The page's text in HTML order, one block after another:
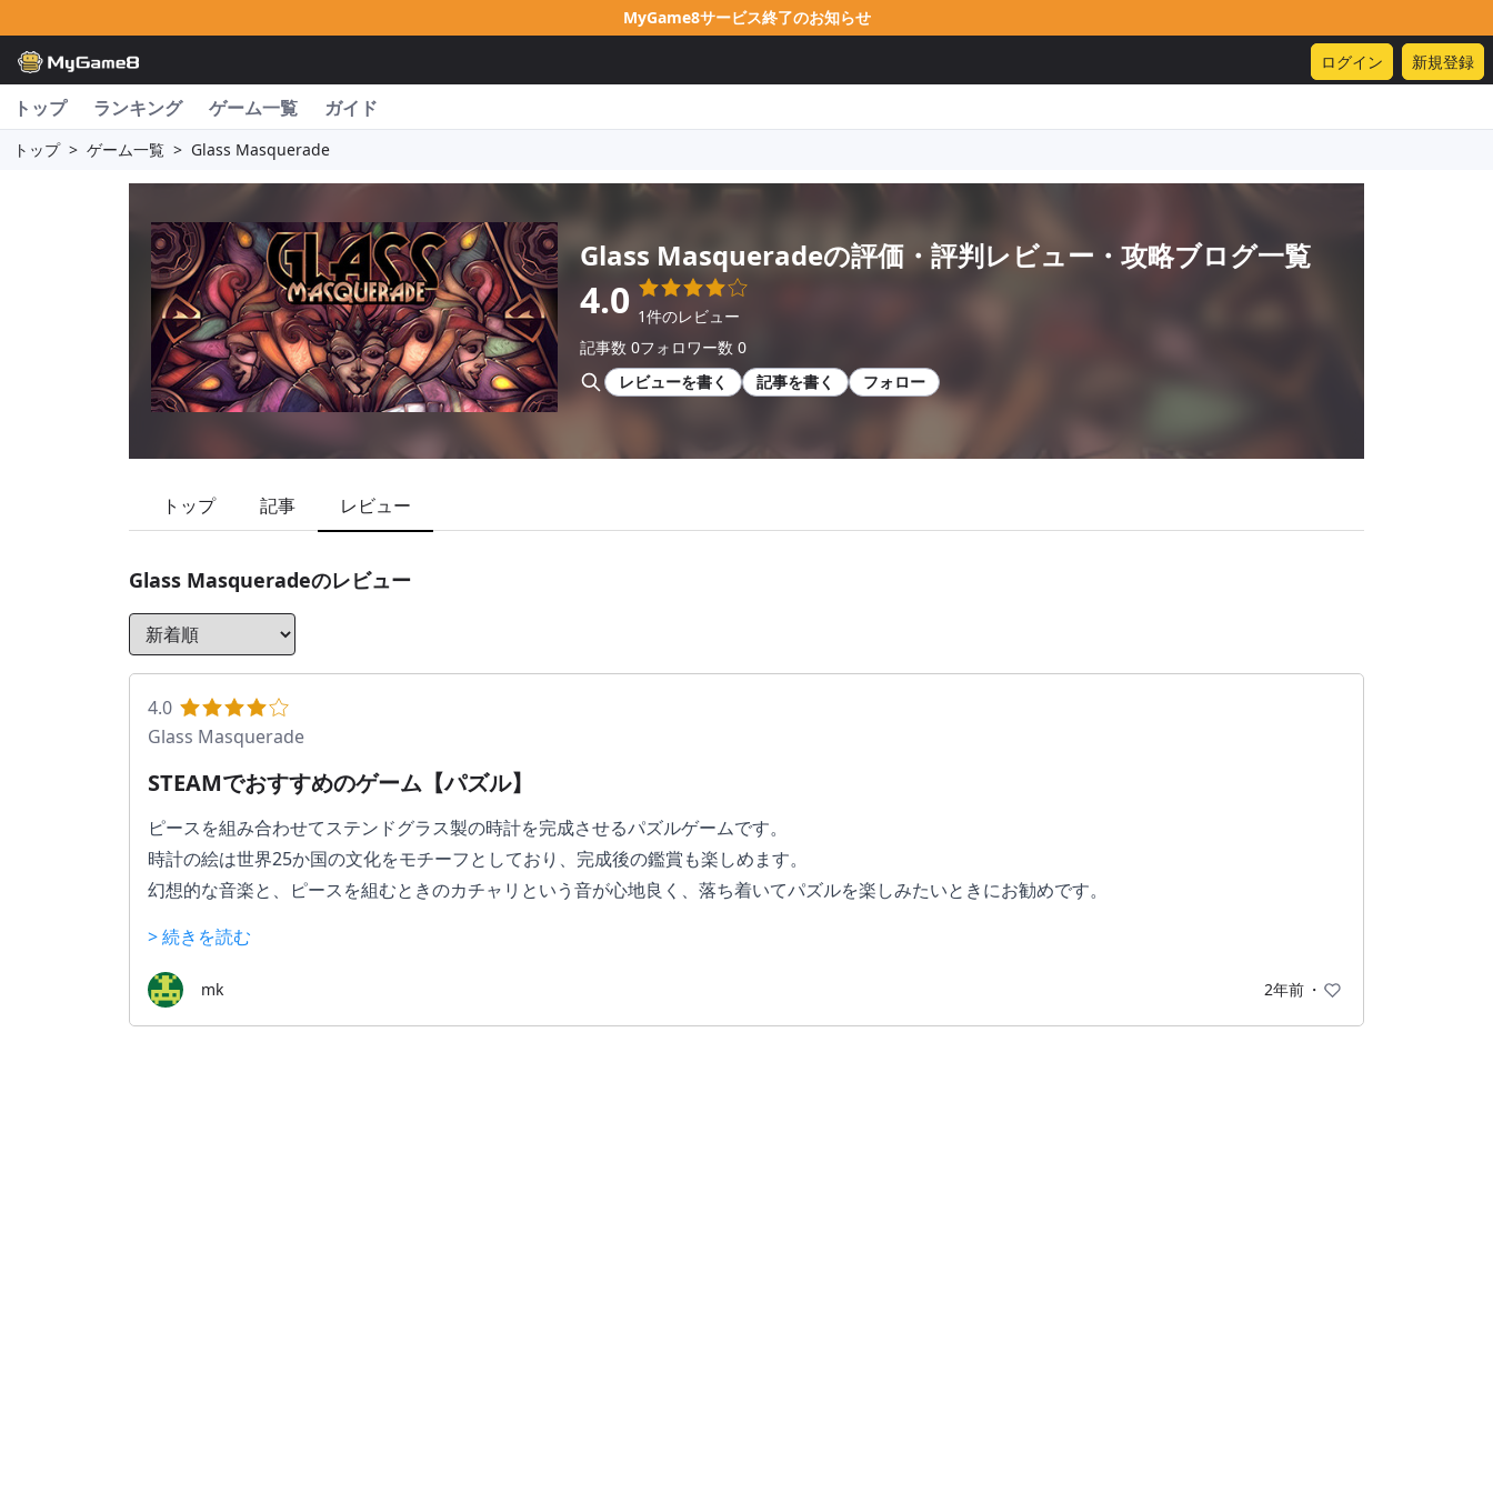
MyGame8サービス終了のお知らせ
ログイン 新規登録
トップ ランキング ゲーム一覧 ガイド
トップ > ゲーム一覧 > Glass Masquerade
Glass Masqueradeの評価・評判レビュー・攻略ブログ一覧
4.0 1件のレビュー
記事数 0フォロワー数 0
レビューを書く
記事を書く フォロー
トップ 記事 レビュー
Glass Masqueradeのレビュー
4.0
Glass Masquerade
STEAMでおすすめのゲーム【パズル】
ピースを組み合わせてステンドグラス製の時計を完成させるパズルゲームです。
時計の絵は世界25か国の文化をモチーフとしており、完成後の鑑賞も楽しめます。
幻想的な音楽と、ピースを組むときのカチャリという音が心地良く、落ち着いてパズルを楽しみたいときにお勧めです。
> 続きを読む
mk 2年前 ・